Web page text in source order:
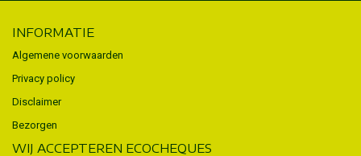
INFORMATIE
Algemene voorwaarden
Privacy policy
Disclaimer
Bezorgen
WIJ ACCEPTEREN ECOCHEQUES